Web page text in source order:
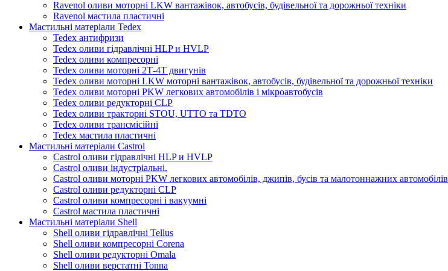
Ravenol оливи моторні LKW вантажівок, автобусів, будівельної та дорожньої техніки
Ravenol мастила пластичні
Мастильні матеріали Tedex
Tedex антифризи
Tedex оливи гідравлічні HLP и HVLP
Tedex оливи компресорні
Tedex оливи моторні 2Т-4Т двигунів
Tedex оливи моторні LKW моторні вантажівок, автобусів, будівельної та дорожньої техніки
Tedex оливи моторні PKW легкових автомобілів і мікроавтобусів
Tedex оливи редукторні CLP
Tedex оливи тракторні STOU, UTTO та TDTO
Tedex оливи трансмісійні
Tedex мастила пластичні
Мастильні матеріали Castrol
Castrol оливи гідравлічні HLP и HVLP
Castrol оливи індустріальні.
Castrol оливи моторні PKW легкових автомобілів, джипів, бусів та малотоннажних автомобілів
Castrol оливи редукторні CLP
Castrol оливи компресорні і вакуумні
Castrol мастила пластичні
Мастильні матеріали Shell
Shell оливи гідравлічні Tellus
Shell оливи компресорні Corena
Shell оливи редукторні Omala
Shell оливи верстатні Tonna